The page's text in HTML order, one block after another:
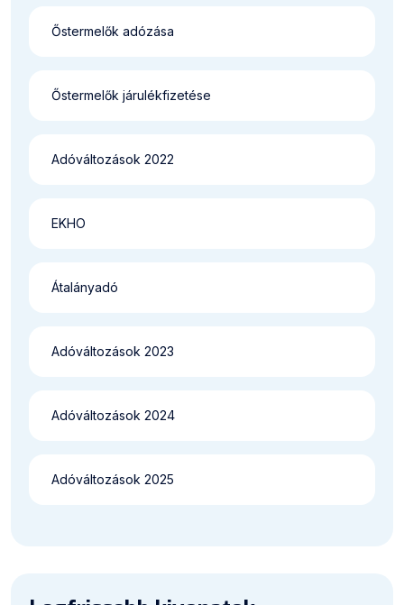
Őstermelők adózása
Őstermelők járulékfizetése
Adóváltozások 2022
EKHO
Átalányadó
Adóváltozások 2023
Adóváltozások 2024
Adóváltozások 2025